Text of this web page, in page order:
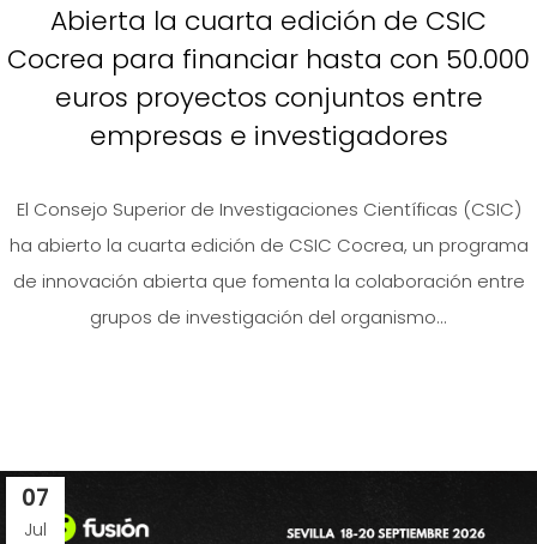
Abierta la cuarta edición de CSIC
Cocrea para financiar hasta con 50.000
euros proyectos conjuntos entre
empresas e investigadores
El Consejo Superior de Investigaciones Científicas (CSIC)
ha abierto la cuarta edición de CSIC Cocrea, un programa
de innovación abierta que fomenta la colaboración entre
grupos de investigación del organismo...
07
Jul